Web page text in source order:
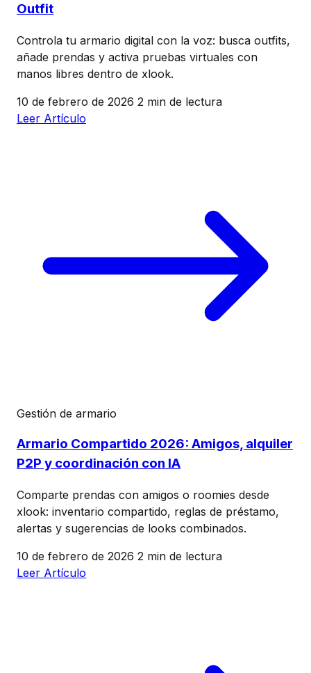
Outfit
Controla tu armario digital con la voz: busca outfits,
añade prendas y activa pruebas virtuales con
manos libres dentro de xlook.
10 de febrero de 2026 2 min de lectura
Leer Artículo
Gestión de armario
Armario Compartido 2026: Amigos, alquiler
P2P y coordinación con IA
Comparte prendas con amigos o roomies desde
xlook: inventario compartido, reglas de préstamo,
alertas y sugerencias de looks combinados.
10 de febrero de 2026 2 min de lectura
Leer Artículo